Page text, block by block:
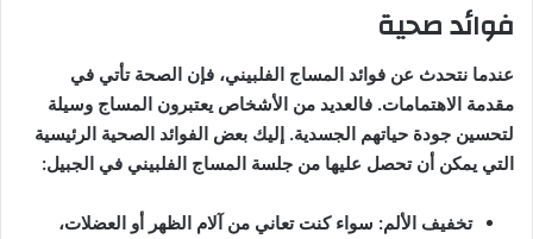
فوائد صحية
عندما نتحدث عن فوائد المساج الفلبيني، فإن الصحة تأتي في
مقدمة الاهتمامات. فالعديد من الأشخاص يعتبرون المساج وسيلة
لتحسين جودة حياتهم الجسدية. إليك بعض الفوائد الصحية الرئيسية
التي يمكن أن تحصل عليها من جلسة المساج الفلبيني في الجبيل:
تخفيف الألم: سواء كنت تعاني من آلام الظهر أو العضلات،